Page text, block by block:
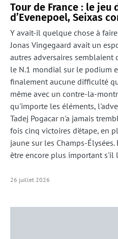
Tour de France : le jeu
d’Evenepoel, Seixas
Y avait-il quelque chose à
Jonas Vingegaard avait un
autres adversaires semblaient
le N.1 mondial sur le podium
finalement aucune difficulté
même avec un contre-la-
qu'importe les éléments,
Tadej Pogacar n'a jamais
fois cinq victoires d'étape, en
jaune sur les Champs-
être encore plus important s'il
26 juillet 2026